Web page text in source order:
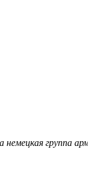
немецкая